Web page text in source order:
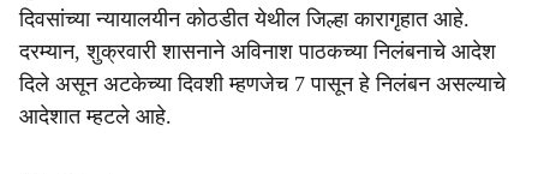
दिवसांच्या न्यायालयीन कोठडीत येथील जिल्हा कारागृहात आहे.
दरम्यान, शुक्रवारी शासनाने अविनाश पाठकच्या निलंबनाचे आदेश
दिले असून अटकेच्या दिवशी म्हणजेच 7 पासून हे निलंबन असल्याचे
आदेशात म्हटले आहे.